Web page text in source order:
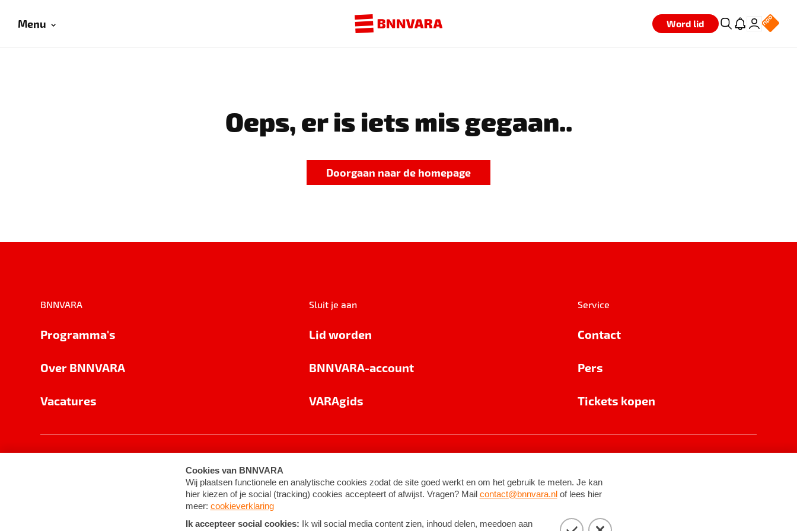
Menu Word lid
Oeps, er is iets mis gegaan..
Doorgaan naar de homepage
BNNVARA
Programma's
Over BNNVARA
Vacatures
Sluit je aan
Lid worden
BNNVARA-account
VARAgids
Service
Contact
Pers
Tickets kopen
Cookie-instellingen Algemene voorwaarden ©2026BNNVARA